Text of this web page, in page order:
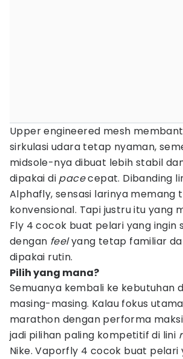
Upper engineered mesh
sirkulasi udara tetap nyaman,
midsole-nya dibuat lebih stabil
dipakai di pacecepat. Dibanding
Alphafly, sensasi larinya memang
konvensional. Tapi justru itu yang
Fly 4 cocok buat pelari yang ingin
dengan feelyang tetap familiar
dipakai rutin.
Pilih yang mana?
Semuanya kembali ke kebutuhan
masing-masing. Kalau fokus
marathon dengan performa
jadi pilihan paling kompetitif di lini
Nike. Vaporfly 4 cocok buat pelari